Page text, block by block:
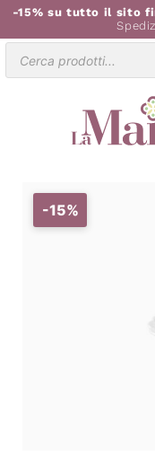
-15% su tutto il sito
-15%